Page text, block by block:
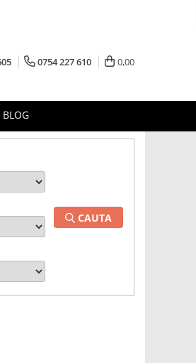
0754 227 610 0,00
BLOG
CAUTA